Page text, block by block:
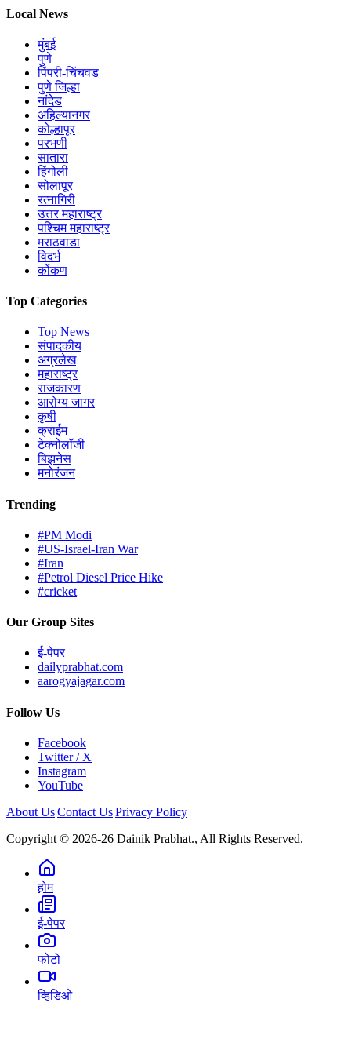
Local News
मुंबई
पुणे
पिंपरी-चिंचवड
पुणे जिल्हा
नांदेड
अहिल्यानगर
कोल्हापूर
परभणी
सातारा
हिंगोली
सोलापूर
रत्नागिरी
उत्तर महाराष्ट्र
पश्चिम महाराष्ट्र
मराठवाडा
विदर्भ
कोंकण
Top Categories
Top News
संपादकीय
अग्रलेख
महाराष्ट्र
राजकारण
आरोग्य जागर
कृषी
क्राईम
टेक्नोलॉजी
बिझनेस
मनोरंजन
Trending
#PM Modi
#US-Israel-Iran War
#Iran
#Petrol Diesel Price Hike
#cricket
Our Group Sites
ई-पेपर
dailyprabhat.com
aarogyajagar.com
Follow Us
Facebook
Twitter / X
Instagram
YouTube
About Us|Contact Us|Privacy Policy
Copyright © 2026-26 Dainik Prabhat., All Rights Reserved.
होम
ई-पेपर
फोटो
व्हिडिओ